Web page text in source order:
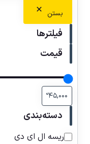
بستن
فیلترها
قیمت
دسته‌بندی
ریسه ال ای دی